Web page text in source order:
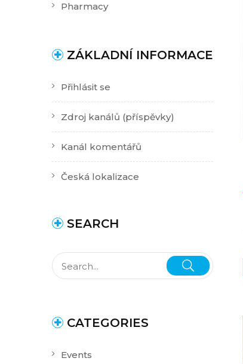
Pharmacy
ZÁKLADNÍ INFORMACE
Přihlásit se
Zdroj kanálů (příspěvky)
Kanál komentářů
Česká lokalizace
SEARCH
CATEGORIES
Events